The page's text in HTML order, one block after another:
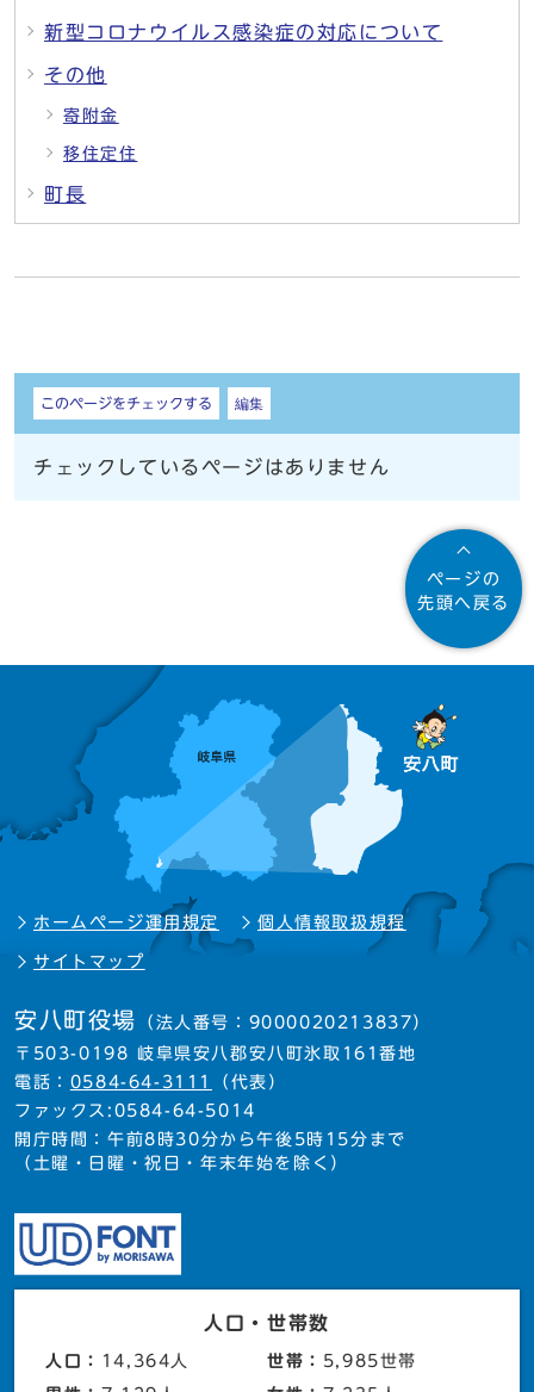
新型コロナウイルス感染症の対応について
その他
寄附金
移住定住
町長
しおり
このページをチェックする 編集
チェックしているページはありません
ページの
先頭へ戻る
ホームページ運用規定 個人情報取扱規程
サイトマップ
安八町役場 （法人番号：9000020213837）
〒503-0198 岐阜県安八郡安八町氷取161番地
電話： 0584-64-3111
（代表）
ファックス:0584-64-5014
開庁時間：午前8時30分から午後5時15分まで
（土曜・日曜・祝日・年末年始を除く）
人口・世帯数
人口： 14,364人 世帯： 5,985世帯